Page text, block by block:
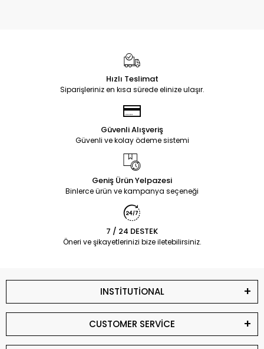
Hızlı Teslimat
Siparişleriniz en kısa sürede elinize ulaşır.
Güvenli Alışveriş
Güvenli ve kolay ödeme sistemi
Geniş Ürün Yelpazesi
Binlerce ürün ve kampanya seçeneği
7 / 24 DESTEK
Öneri ve şikayetlerinizi bize iletebilirsiniz.
INSTİTUTİONAL
CUSTOMER SERVİCE